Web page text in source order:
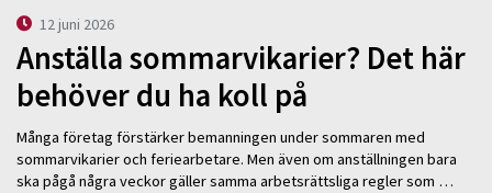
12 juni 2026
Anställa sommarvikarier? Det här
behöver du ha koll på
Många företag förstärker bemanningen under sommaren med
sommarvikarier och feriearbetare. Men även om anställningen bara
ska pågå några veckor gäller samma arbetsrättsliga regler som …